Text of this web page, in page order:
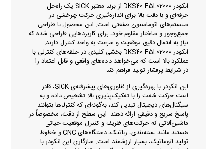
انکودر DKS40-E5L02000 از برند معتبر SICK یک راه‌حل
حرفه‌ای و با دقت بالا برای اندازه‌گیری حرکت چرخشی در
سیستم‌های اتوماسیون صنعتی است. این محصول با طراحی
جمع‌و‌جور و ساختار مقاوم خود، برای کاربردهایی طراحی شده که
نیاز به انتقال دقیق موقعیت و سرعت به واحد کنترل دارند.
انکودر DKS40-E5L02000 بخشی کلیدی در حلقه‌های کنترلی با
عملکرد بالا است که می‌خواهد داده‌های واقعی و قابل اعتماد را
در شرایط پرفشار تولید فراهم کند.
این انکودر با بهره‌گیری از فناوری‌های پیشرفته‌ی SICK، قادر
است حرکت شفت را با تفکیک‌پذیری بالا تشخیص داده و به
سیگنال‌های دیجیتال تبدیل کند، به‌گونه‌ای که کنترلرها بتوانند
پاسخ سریع و دقیقی ارائه دهند. این سطح از دقت، مخصوصاً در
ماشین‌آلاتی که حرکت‌های ظریف و کنترل موقعیت حیاتی
هستند مانند بسته‌بندی، رباتیک، دستگاه‌های CNC و خطوط
تولید اتوماتیک، بسیار ارزشمند است. سازگاری این انکودر با